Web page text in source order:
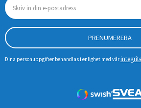
PRENUMERERA
Dina personuppgifter behandlas i enlighet med vår